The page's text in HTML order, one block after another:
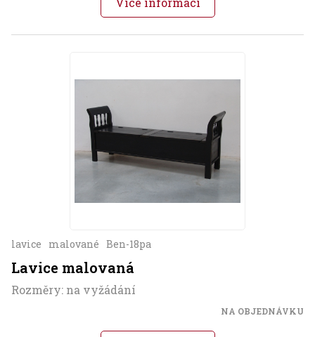
lavice malované Ben-18pa
Lavice malovaná
Rozměry: na vyžádání
NA OBJEDNÁVKU